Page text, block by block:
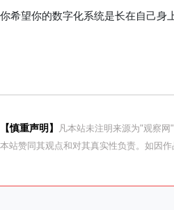
你希望你的数字化系统是长在自己身
【慎重声明】
凡本站未注明来源为"观察
本站赞同其观点和对其真实性负责。如因